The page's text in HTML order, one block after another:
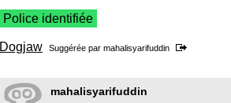
Police identifiée
Dogjaw Suggérée par mahalisyarifuddin
mahalisyarifuddin